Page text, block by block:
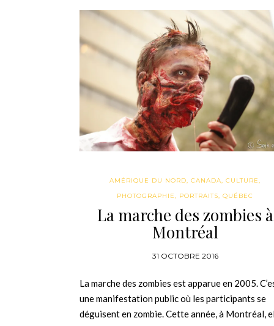
AMÉRIQUE DU NORD, CANADA, CULTURE,
PHOTOGRAPHIE, PORTRAITS, QUÉBEC
La marche des zombies à
Montréal
31 OCTOBRE 2016
La marche des zombies est apparue en 2005.
une manifestation public où les participants se
déguisent en zombie. Cette année, à Montréal,